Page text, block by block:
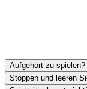
Aufgehört zu
Stoppen und leeren